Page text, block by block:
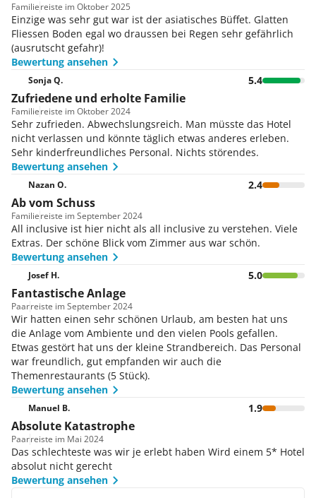
Familiereiste im Oktober 2025
Einzige was sehr gut war ist der asiatisches Büffet. Glatten
Fliessen Boden egal wo draussen bei Regen sehr gefährlich
(ausrutscht gefahr)!
Bewertung ansehen
Sonja Q. 5.4
Zufriedene und erholte Familie
Familiereiste im Oktober 2024
Sehr zufrieden. Abwechslungsreich. Man müsste das Hotel
nicht verlassen und könnte täglich etwas anderes erleben.
Sehr kinderfreundliches Personal. Nichts störendes.
Bewertung ansehen
Nazan O. 2.4
Ab vom Schuss
Familiereiste im September 2024
All inclusive ist hier nicht als all inclusive zu verstehen. Viele
Extras. Der schöne Blick vom Zimmer aus war schön.
Bewertung ansehen
Josef H. 5.0
Fantastische Anlage
Paarreiste im September 2024
Wir hatten einen sehr schönen Urlaub, am besten hat uns
die Anlage vom Ambiente und den vielen Pools gefallen.
Etwas gestört hat uns der kleine Strandbereich. Das Personal
war freundlich, gut empfanden wir auch die
Themenrestaurants (5 Stück).
Bewertung ansehen
Manuel B. 1.9
Absolute Katastrophe
Paarreiste im Mai 2024
Das schlechteste was wir je erlebt haben Wird einem 5* Hotel
absolut nicht gerecht
Bewertung ansehen